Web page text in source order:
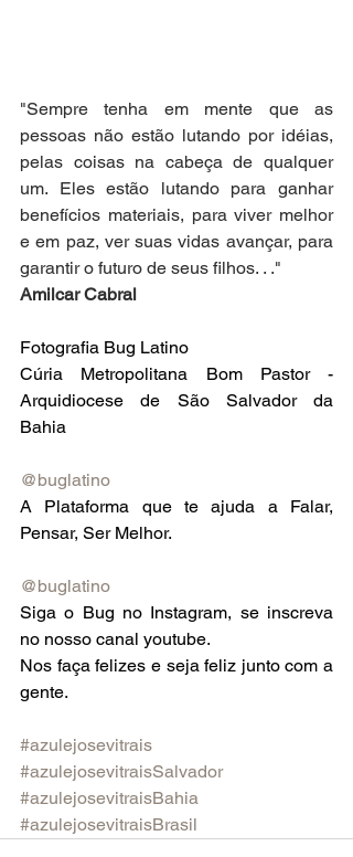
"Sempre tenha em mente que as
pessoas não estão lutando por idéias,
pelas coisas na cabeça de qualquer
um. Eles estão lutando para ganhar
benefícios materiais, para viver melhor
e em paz, ver suas vidas avançar, para
garantir o futuro de seus filhos. . ."
Amilcar Cabral
Fotografia Bug Latino
Cúria Metropolitana Bom Pastor -
Arquidiocese de São Salvador da
Bahia
@buglatino
A Plataforma que te ajuda a Falar,
Pensar, Ser Melhor.
@buglatino
Siga o Bug no Instagram, se inscreva
no nosso canal youtube.
Nos faça felizes e seja feliz junto com a
gente.
#azulejosevitrais
#azulejosevitraisSalvador
#azulejosevitraisBahia
#azulejosevitraisBrasil